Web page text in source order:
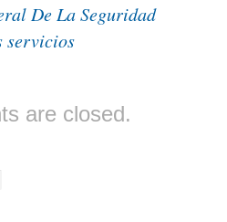
De La Seguridad
servicios
are closed.